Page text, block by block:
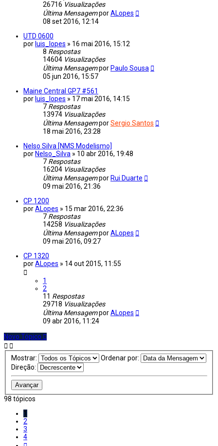
26716 Visualizações
Última MensagemporALopes
08 set 2016, 12:14
UTD 0600
por luis_lopes » 16 mai 2016, 15:12
8 Respostas
14604 Visualizações
Última Mensagempor Paulo Sousa
05 jun 2016, 15:57
Maine Central GP7 #561
por luis_lopes » 17 mai 2016, 14:15
7 Respostas
13974 Visualizações
Última MensagemporSergio Santos
18 mai 2016, 23:28
Nelso Silva [NMS Modelismo]
por Nelso_Silva » 10 abr 2016, 19:48
7 Respostas
16204 Visualizações
Última Mensagempor Rui Duarte
09 mai 2016, 21:36
CP 1200
porALopes » 15 mar 2016, 22:36
7 Respostas
14258 Visualizações
Última MensagemporALopes
09 mai 2016, 09:27
CP 1320
porALopes » 14 out 2015, 11:55
1
2
11 Respostas
29718 Visualizações
Última MensagemporALopes
09 abr 2016, 11:24
Novo Tópico
Mostrar:
Ordenar por:
Direção:
98 tópicos
1
2
3
4